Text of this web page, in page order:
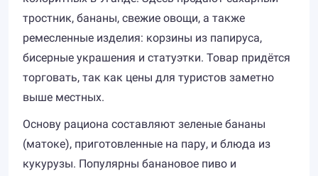
тростник, бананы, свежие овощи, а также
ремесленные изделия: корзины из папируса,
бисерные украшения и статуэтки. Товар придётся
торговать, так как цены для туристов заметно
выше местных.
Основу рациона составляют зеленые бананы
(матоке), приготовленные на пару, и блюда из
кукурузы. Популярны банановое пиво и